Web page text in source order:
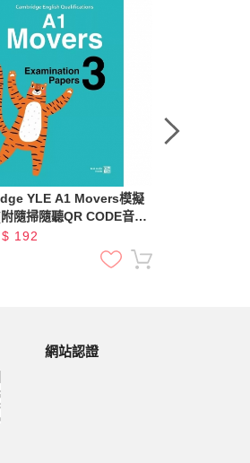
YLE A1 Movers模擬
隨掃隨聽QR CODE音檔)
$ 192
網站認證